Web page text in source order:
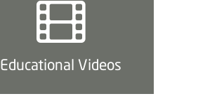
Educational Videos